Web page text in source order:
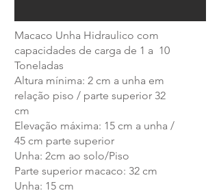
Macaco Unha Hidraulico com
capacidades de carga de 1 a 10
Toneladas
Altura mínima: 2 cm a unha em
relação piso / parte superior 32
cm
Elevação máxima: 15 cm a unha /
45 cm parte superior
Unha: 2cm ao solo/Piso
Parte superior macaco: 32 cm
Unha: 15 cm